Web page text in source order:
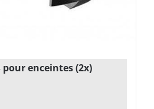
pour enceintes (2x)